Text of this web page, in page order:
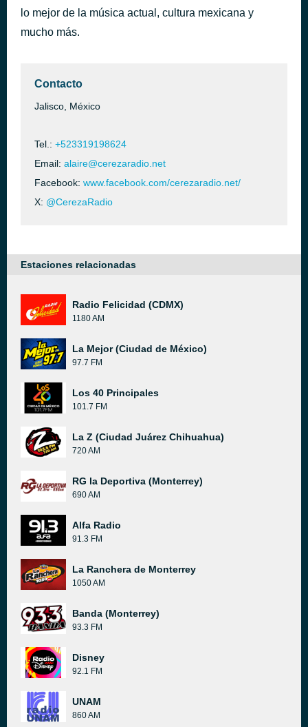
lo mejor de la música actual, cultura mexicana y
mucho más.
Contacto
Jalisco, México
Tel.: +523319198624
Email: alaire@cerezaradio.net
Facebook: www.facebook.com/cerezaradio.net/
X: @CerezaRadio
Estaciones relacionadas
Radio Felicidad (CDMX)
1180 AM
La Mejor (Ciudad de México)
97.7 FM
Los 40 Principales
101.7 FM
La Z (Ciudad Juárez Chihuahua)
720 AM
RG la Deportiva (Monterrey)
690 AM
Alfa Radio
91.3 FM
La Ranchera de Monterrey
1050 AM
Banda (Monterrey)
93.3 FM
Disney
92.1 FM
UNAM
860 AM